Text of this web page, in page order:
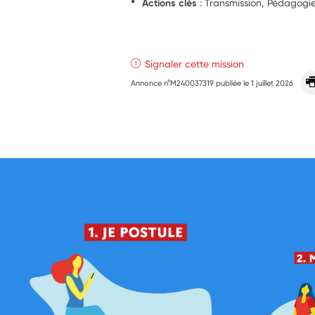
Actions clés
Signaler cette mission
Annonce n°M240037319 publiée le1 juillet 2026